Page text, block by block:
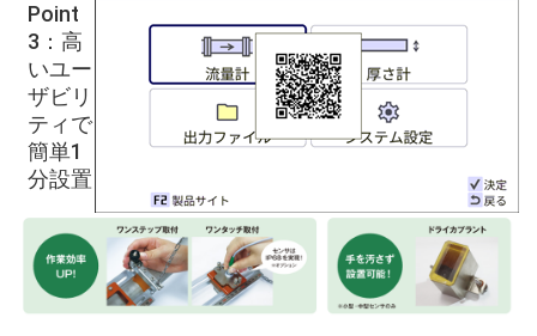
Point
3：高
いユー
ザビリ
ティで
簡単1
分設置